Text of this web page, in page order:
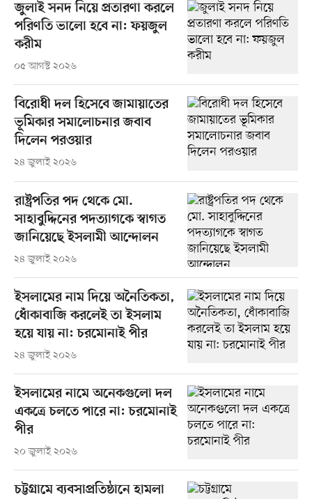
জুলাই সনদ নিয়ে প্রতারণা করলে
পরিণতি ভালো হবে না: ফয়জুল
করীম
০৫ আগস্ট ২০২৬
বিরোধী দল হিসেবে জামায়াতের
ভূমিকার সমালোচনার জবাব
দিলেন পরওয়ার
২৪ জুলাই ২০২৬
রাষ্ট্রপতির পদ থেকে মো.
সাহাবুদ্দিনের পদত্যাগকে স্বাগত
জানিয়েছে ইসলামী আন্দোলন
২৪ জুলাই ২০২৬
ইসলামের নাম দিয়ে অনৈতিকতা,
ধোঁকাবাজি করলেই তা ইসলাম
হয়ে যায় না: চরমোনাই পীর
২৪ জুলাই ২০২৬
ইসলামের নামে অনেকগুলো দল
একত্রে চলতে পারে না: চরমোনাই
পীর
২০ জুলাই ২০২৬
চট্টগ্রামে ব্যবসাপ্রতিষ্ঠানে হামলা